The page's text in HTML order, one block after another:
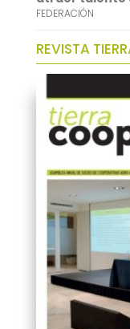
FEDERACIÓN
REVISTA